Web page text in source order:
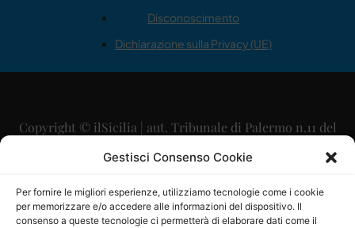
Gestisci Consenso Cookie
Per fornire le migliori esperienze, utilizziamo tecnologie come i cookie
per memorizzare e/o accedere alle informazioni del dispositivo. Il
consenso a queste tecnologie ci permetterà di elaborare dati come il
Disconoscimento
Dichiarazione sulla Privacy (UE)
Copyright © ilSicilia | aut. Tribunale di Palermo n.11 del
29/09/2015
Direttore Editoriale: Maurizio Scaglione